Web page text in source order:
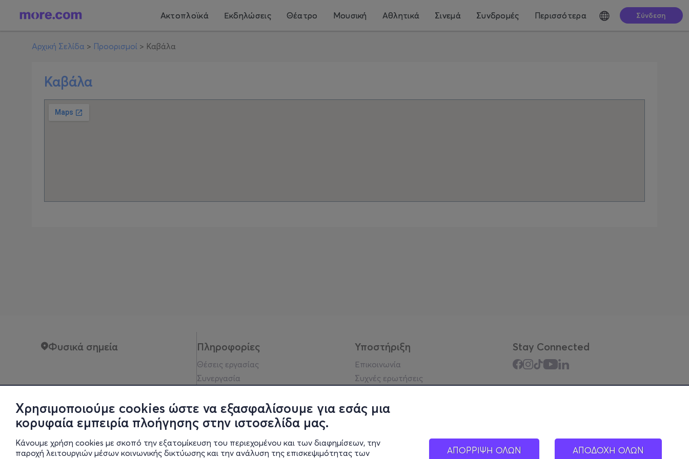
Χρησιμοποιούμε cookies ώστε να εξασφαλίσουμε για εσάς μια
κορυφαία εμπειρία πλοήγησης στην ιστοσελίδα μας.
Κάνουμε χρήση cookies με σκοπό την εξατομίκευση του περιεχομένου και των διαφημίσεων, την
παροχή λειτουργιών μέσων κοινωνικής δικτύωσης και την ανάλυση της επισκεψιμότητας των
ΑΠΟΡΡΙΨΗ ΟΛΩΝ ΑΠΟΔΟΧΗ ΟΛΩΝ
Ακτοπλοϊκά Εκδηλώσεις Θέατρο Μουσική Αθλητικά Σινεμά Συνδρομές Περισσότερα Σύνδεση
Αρχική Σελίδα > Προορισμοί > Καβάλα
Καβάλα
Φυσικά σημεία Πληροφορίες
Θέσεις εργασίας
Συνεργασία
Πολιτική απορρήτου
Νομική σημείωση
Οδηγίες κοινότητας
Οικονομικά στοιχεία
Υποστήριξη
Επικοινωνία
Συχνές ερωτήσεις
Stay Connected